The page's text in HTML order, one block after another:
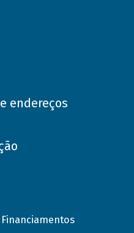
endereços
Financiamentos